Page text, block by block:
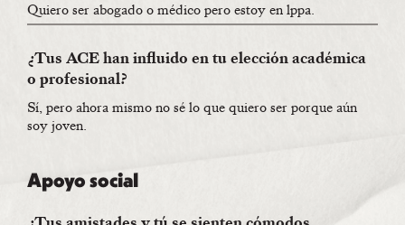
Quiero ser abogado o médico pero estoy en lppa.
¿Tus ACE han influido en tu elección académica
o profesional?
Sí, pero ahora mismo no sé lo que quiero ser porque aún
soy joven.
Apoyo social